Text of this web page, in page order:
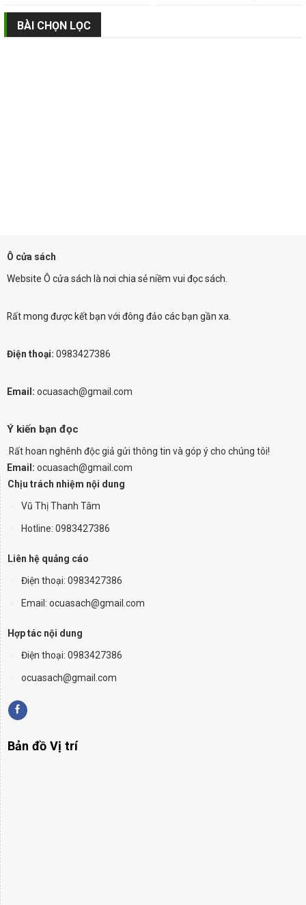
BÀI CHỌN LỌC
Ô cửa sách
Website Ô cửa sách là nơi chia sẻ niềm vui đọc sách.
Rất mong được kết bạn với đông đảo các bạn gần xa.
Điện thoại: 0983427386
Email: ocuasach@gmail.com
Ý kiến bạn đọc
Rất hoan nghênh độc giả gửi thông tin và góp ý cho chúng tôi!
Email: ocuasach@gmail.com
Chịu trách nhiệm nội dung
Vũ Thị Thanh Tâm
Hotline: 0983427386
Liên hệ quảng cáo
Điện thoại: 0983427386
Email: ocuasach@gmail.com
Hợp tác nội dung
Điện thoại: 0983427386
ocuasach@gmail.com
Bản đồ Vị trí